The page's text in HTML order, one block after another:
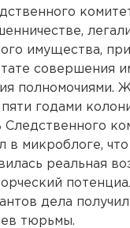
имущества,
совершения
полномочиями.
годами
Следственного
в микроблоге,
реальная
дела
тюрьмы.